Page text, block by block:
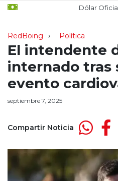
Dólar Oficial:
RedBoing Política
El intendente
internado tras
evento
septiembre 7, 2025
Compartir Noticia